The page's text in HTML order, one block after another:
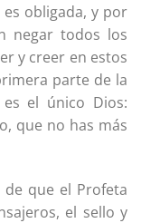
obligada, y por
negar todos los
y creer en estos
parte de la
el único Dios:
que no has más
que el Profeta
el sello y